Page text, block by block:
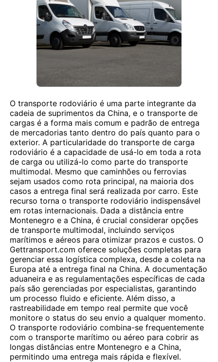
O transporte rodoviário é uma parte integrante da
cadeia de suprimentos da China, e o transporte de
cargas é a forma mais comum e padrão de entrega
de mercadorias tanto dentro do país quanto para o
exterior. A particularidade do transporte de carga
rodoviário é a capacidade de usá-lo em toda a rota
de carga ou utilizá-lo como parte do transporte
multimodal. Mesmo que caminhões ou ferrovias
sejam usados ​​como rota principal, na maioria dos
casos a entrega final será realizada por carro. Este
recurso torna o transporte rodoviário indispensável
em rotas internacionais. Dada a distância entre
Montenegro e a China, é crucial considerar opções
de transporte multimodal, incluindo serviços
marítimos e aéreos para otimizar prazos e custos. O
Gettransport.com oferece soluções completas para
gerenciar essa logística complexa, desde a coleta na
Europa até a entrega final na China. A documentação
aduaneira e as regulamentações específicas de cada
país são gerenciadas por especialistas, garantindo
um processo fluido e eficiente. Além disso, a
rastreabilidade em tempo real permite que você
monitore o status do seu envio a qualquer momento.
O transporte rodoviário combina-se frequentemente
com o transporte marítimo ou aéreo para cobrir as
longas distâncias entre Montenegro e a China,
permitindo uma entrega mais rápida e flexível.